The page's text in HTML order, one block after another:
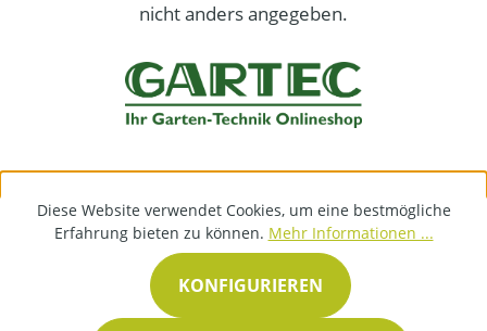
nicht anders angegeben.
Diese Website verwendet Cookies, um eine bestmögliche
Erfahrung bieten zu können. Mehr Informationen ...
KONFIGURIEREN